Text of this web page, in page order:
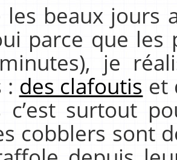
les beaux
parce que les
je
: des clafoutis et
c’est surtout
cobblers sont